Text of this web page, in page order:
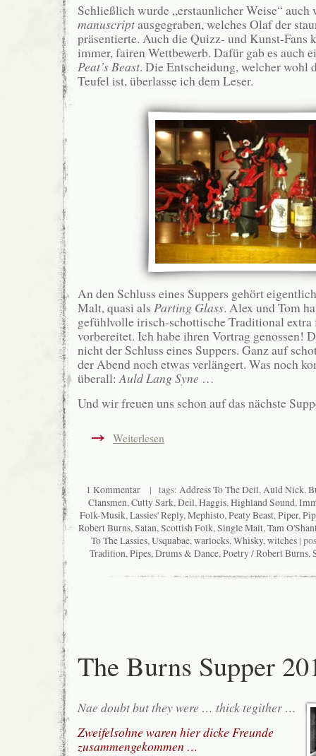
Schließlich wurde „erstaunlicher Weise“ auch
manuscriptausgegraben, welches Olaf der
präsentierte. Auch die Quizz- und Kunst-Fans
immer, fairen Wettbewerb. Dafür gab es auch
Peat’s Beast. Die Entscheidung, welcher wohl
Teufel ist, überlasse ich dem Leser.
An den Schluss eines Suppers gehört
Malt, quasi als Parting Glass. Alex und Tom
gefühlvolle irisch-schottische Traditional
vorbereitet. Ich habe ihren Vortrag genossen!
nicht der Schluss eines Suppers. Ganz auf
der Abend noch etwas verlängert. Was noch
überall:Auld Lang Syne …
Und wir freuen uns schon auf das nächste
Weiterlesen
1 Kommentar| tags: Address To The Deil,Auld Nick,
Clansmen,Cutty Sark,Deil,Haggis,Highland Sound,
Folk-Musik,Lassies' Reply,Mephisto,Peaty Beast,Piper,
Robert Burns,Satan,Scottish Folk,Single Malt,Tam
To The Lassies,Usquabae,warlocks,Whisky,witches|
Tradition,Pipes, Drums & Dance,Poetry / Robert Burns,
The Burns Supper
Nae doubt but they were … thick tegither …
Zweifelsohne waren hier dicke Freunde
zusammengekommen …